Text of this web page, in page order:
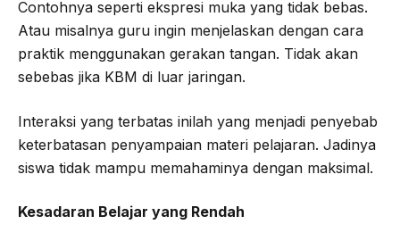
Contohnya seperti ekspresi muka yang tidak bebas.
Atau misalnya guru ingin menjelaskan dengan cara
praktik menggunakan gerakan tangan. Tidak akan
sebebas jika KBM di luar jaringan.
Interaksi yang terbatas inilah yang menjadi penyebab
keterbatasan penyampaian materi pelajaran. Jadinya
siswa tidak mampu memahaminya dengan maksimal.
Kesadaran Belajar yang Rendah